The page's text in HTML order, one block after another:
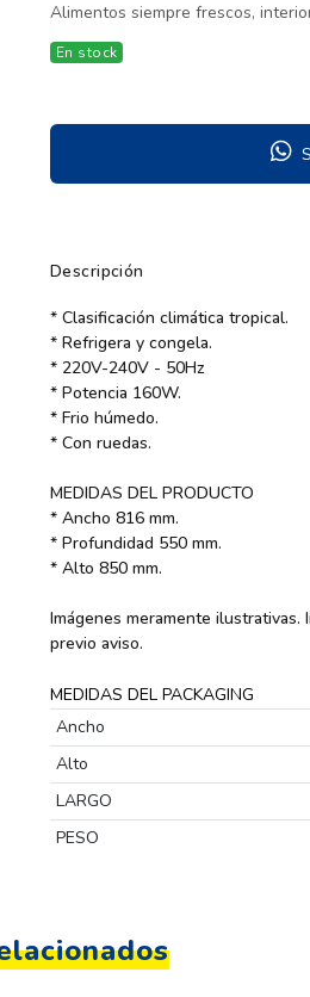
Alimentos siempre frescos,
En stock
Descripción
* Clasificación climática tropical.
* Refrigera y congela.
* 220V-240V - 50Hz
* Potencia 160W.
* Frio húmedo.
* Con ruedas.
MEDIDAS DEL PRODUCTO
* Ancho 816 mm.
* Profundidad 550 mm.
* Alto 850 mm.
Imágenes meramente ilustrativas.
previo aviso.
MEDIDAS DEL PACKAGING
Ancho
Alto
LARGO
PESO